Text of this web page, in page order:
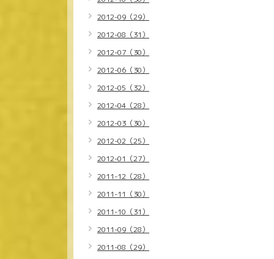
2012-09（29）
2012-08（31）
2012-07（30）
2012-06（30）
2012-05（32）
2012-04（28）
2012-03（30）
2012-02（25）
2012-01（27）
2011-12（28）
2011-11（30）
2011-10（31）
2011-09（28）
2011-08（29）